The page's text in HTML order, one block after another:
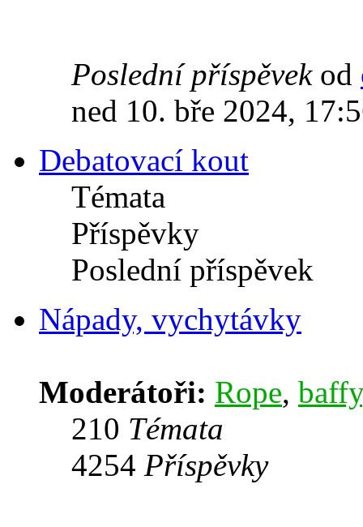
Poslední příspěvekod
ned 10. bře 2024,
Debatovací kout
Témata
Příspěvky
Poslední příspěvek
Nápady, vychytávky
Moderátoři: Rope, baffy
210 Témata
4254 Příspěvky